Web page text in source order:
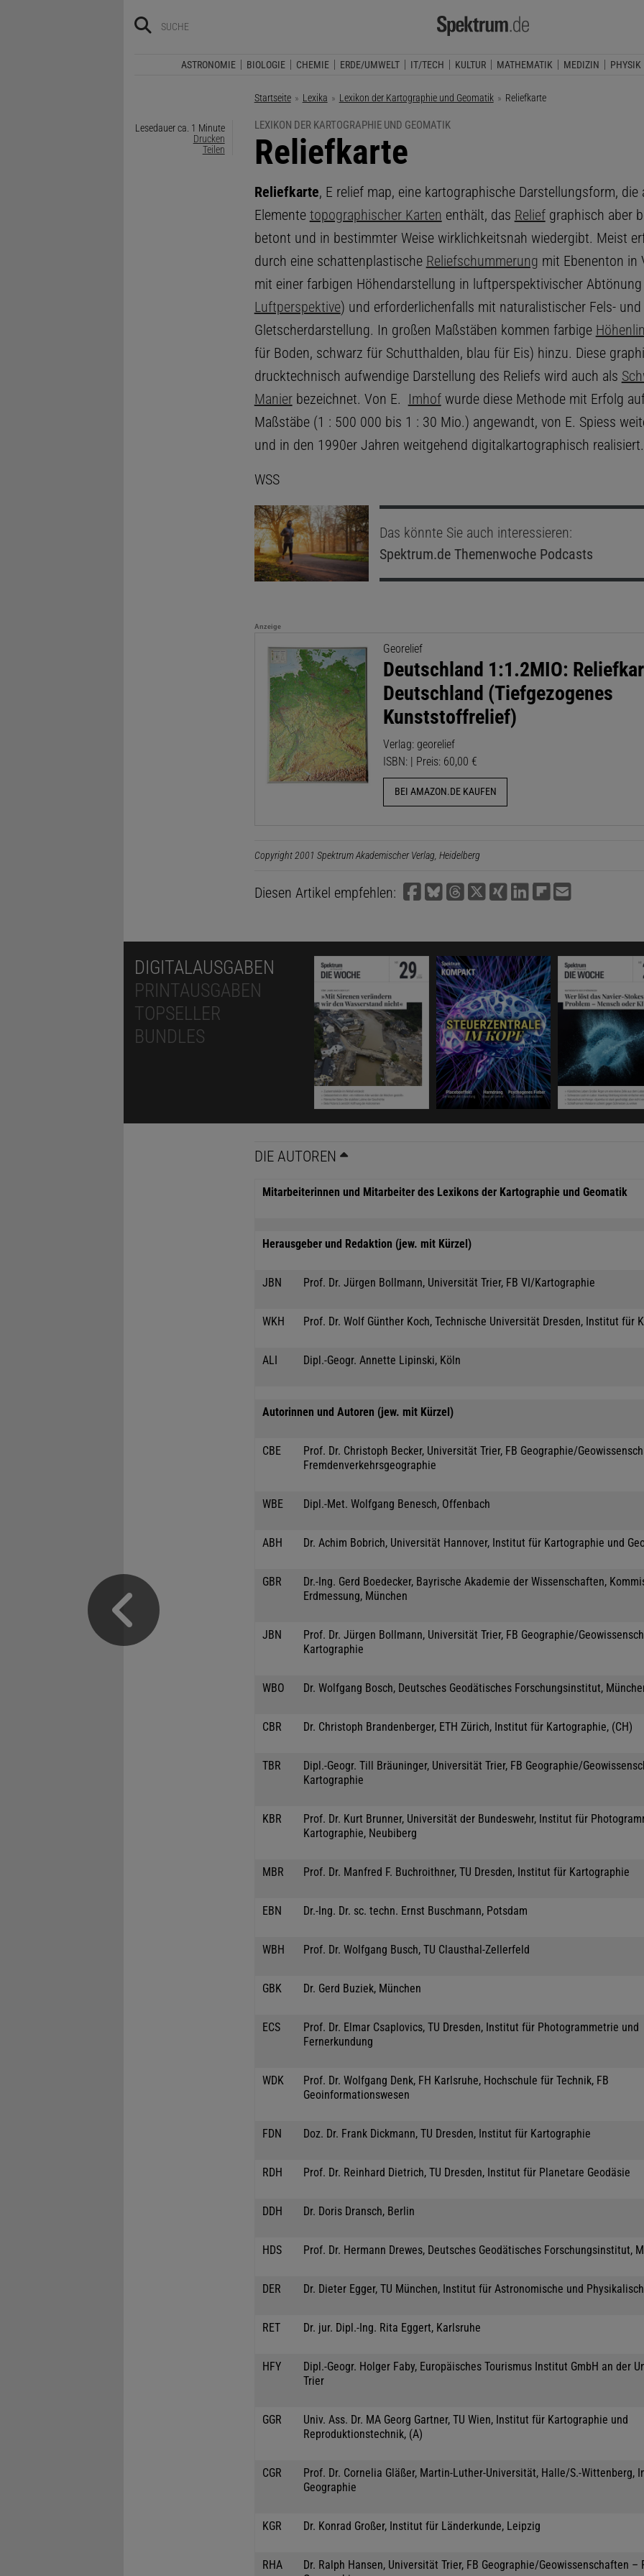
ASTRONOMIE BIOLOGIE CHEMIE ERDE/UMWELT IT/TECH KULTUR MATHEMATIK MEDIZIN PHYSIK
Startseite Lexika Lexikon der Kartographie und Geomatik Aktuelle Seite:
Reliefkarte
Lesedauer ca. 1 Minute
Drucken
Teilen
LEXIKON DER KARTOGRAPHIE UND GEOMATIK
:
Reliefkarte
Reliefkarte, E relief map, eine kartographische Darstellungsform, die
Elemente topographischer Karten enthält, das Reliefgraphisch aber
betont und in bestimmter Weise wirklichkeitsnah wiedergibt. Meist
durch eine schattenplastische Reliefschummerung mit Ebenenton in
mit einer farbigen Höhendarstellung in luftperspektivischer
Luftperspektive) und erforderlichenfalls mit naturalistischer Fels- und
Gletscherdarstellung. In großen Maßstäben kommen farbige
für Boden, schwarz für Schutthalden, blau für Eis) hinzu. Diese
drucktechnisch aufwendige Darstellung des Reliefs wird auch als
Manierbezeichnet. Von E. Imhofwurde diese Methode mit Erfolg
Maßstäbe (1 : 500 000 bis 1 : 30 Mio.) angewandt, von E. Spiess
und in den 1990er Jahren weitgehend digitalkartographisch realisiert.
WSS
Das könnte Sie auch interessieren:
Spektrum.deThemenwoche Podcasts
Anzeige
Georelief
Deutschland 1:1.2MIO:
Deutschland (Tiefgezogenes
Kunststoffrelief)
Verlag: georelief
ISBN: | Preis: 60,00 €
BEI AMAZON.DE KAUFEN
Copyright 2001 Spektrum Akademischer Verlag, Heidelberg
Diesen Artikel empfehlen:
DIGITALAUSGABEN
PRINTAUSGABEN
TOPSELLER
BUNDLES
DIE AUTOREN
Mitarbeiterinnen und Mitarbeiter des Lexikons der Kartographie und Geomatik
Herausgeber und Redaktion (jew. mit Kürzel)
JBN Prof. Dr. Jürgen Bollmann, Universität Trier, FB VI/Kartographie
WKH Prof. Dr. Wolf Günther Koch, Technische Universität Dresden, Institut für
ALI Dipl.-Geogr. Annette Lipinski, Köln
Autorinnen und Autoren (jew. mit Kürzel)
CBE
Prof. Dr. Christoph Becker, Universität Trier, FB Geographie/
Fremdenverkehrsgeographie
WBE Dipl.-Met. Wolfgang Benesch, Offenbach
ABH Dr. Achim Bobrich, Universität Hannover, Institut für Kartographie und
GBR
Dr.-Ing. Gerd Boedecker, Bayrische Akademie der Wissenschaften,
Erdmessung, München
JBN
Prof. Dr. Jürgen Bollmann, Universität Trier, FB Geographie/
Kartographie
WBO Dr. Wolfgang Bosch, Deutsches Geodätisches Forschungsinstitut,
CBR Dr. Christoph Brandenberger, ETH Zürich, Institut für Kartographie, (CH)
TBR
Dipl.-Geogr. Till Bräuninger, Universität Trier, FB Geographie/
Kartographie
KBR
Prof. Dr. Kurt Brunner, Universität der Bundeswehr, Institut für
Kartographie, Neubiberg
MBR Prof. Dr. Manfred F. Buchroithner, TU Dresden, Institut für Kartographie
EBN Dr.-Ing. Dr. sc. techn. Ernst Buschmann, Potsdam
WBH Prof. Dr. Wolfgang Busch, TU Clausthal-Zellerfeld
GBK Dr. Gerd Buziek, München
ECS
Prof. Dr. Elmar Csaplovics, TU Dresden, Institut für Photogrammetrie und
Fernerkundung
WDK
Prof. Dr. Wolfgang Denk, FH Karlsruhe, Hochschule für Technik, FB
Geoinformationswesen
FDN Doz. Dr. Frank Dickmann, TU Dresden, Institut für Kartographie
RDH Prof. Dr. Reinhard Dietrich, TU Dresden, Institut für Planetare Geodäsie
DDH Dr. Doris Dransch, Berlin
HDS Prof. Dr. Hermann Drewes, Deutsches Geodätisches Forschungsinstitut,
DER Dr. Dieter Egger, TU München, Institut für Astronomische und
RET Dr. jur. Dipl.-Ing. Rita Eggert, Karlsruhe
HFY
Dipl.-Geogr. Holger Faby, Europäisches Tourismus Institut GmbH an der
Trier
GGR
Univ. Ass. Dr. MA Georg Gartner, TU Wien, Institut für Kartographie und
Reproduktionstechnik, (A)
CGR
Prof. Dr. Cornelia Gläßer, Martin-Luther-Universität, Halle/S.-Wittenberg,
Geographie
KGR Dr. Konrad Großer, Institut für Länderkunde, Leipzig
RHA
Dr. Ralph Hansen, Universität Trier, FB Geographie/Geowissenschaften –